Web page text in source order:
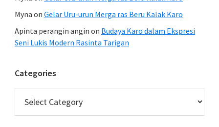
Myna on Gelar Uru-urun Merga ras Beru Kalak Karo
Apinta perangin angin on Budaya Karo dalam Ekspresi
Seni Lukis Modern Rasinta Tarigan
Categories